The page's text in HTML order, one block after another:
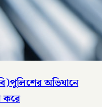
অভিযানে
করে